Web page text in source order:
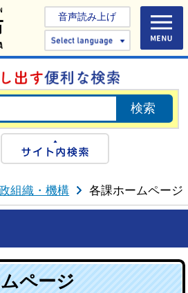
音声読み上げ
Select
Google検索
組織・機構 各課ホームページ
ページ